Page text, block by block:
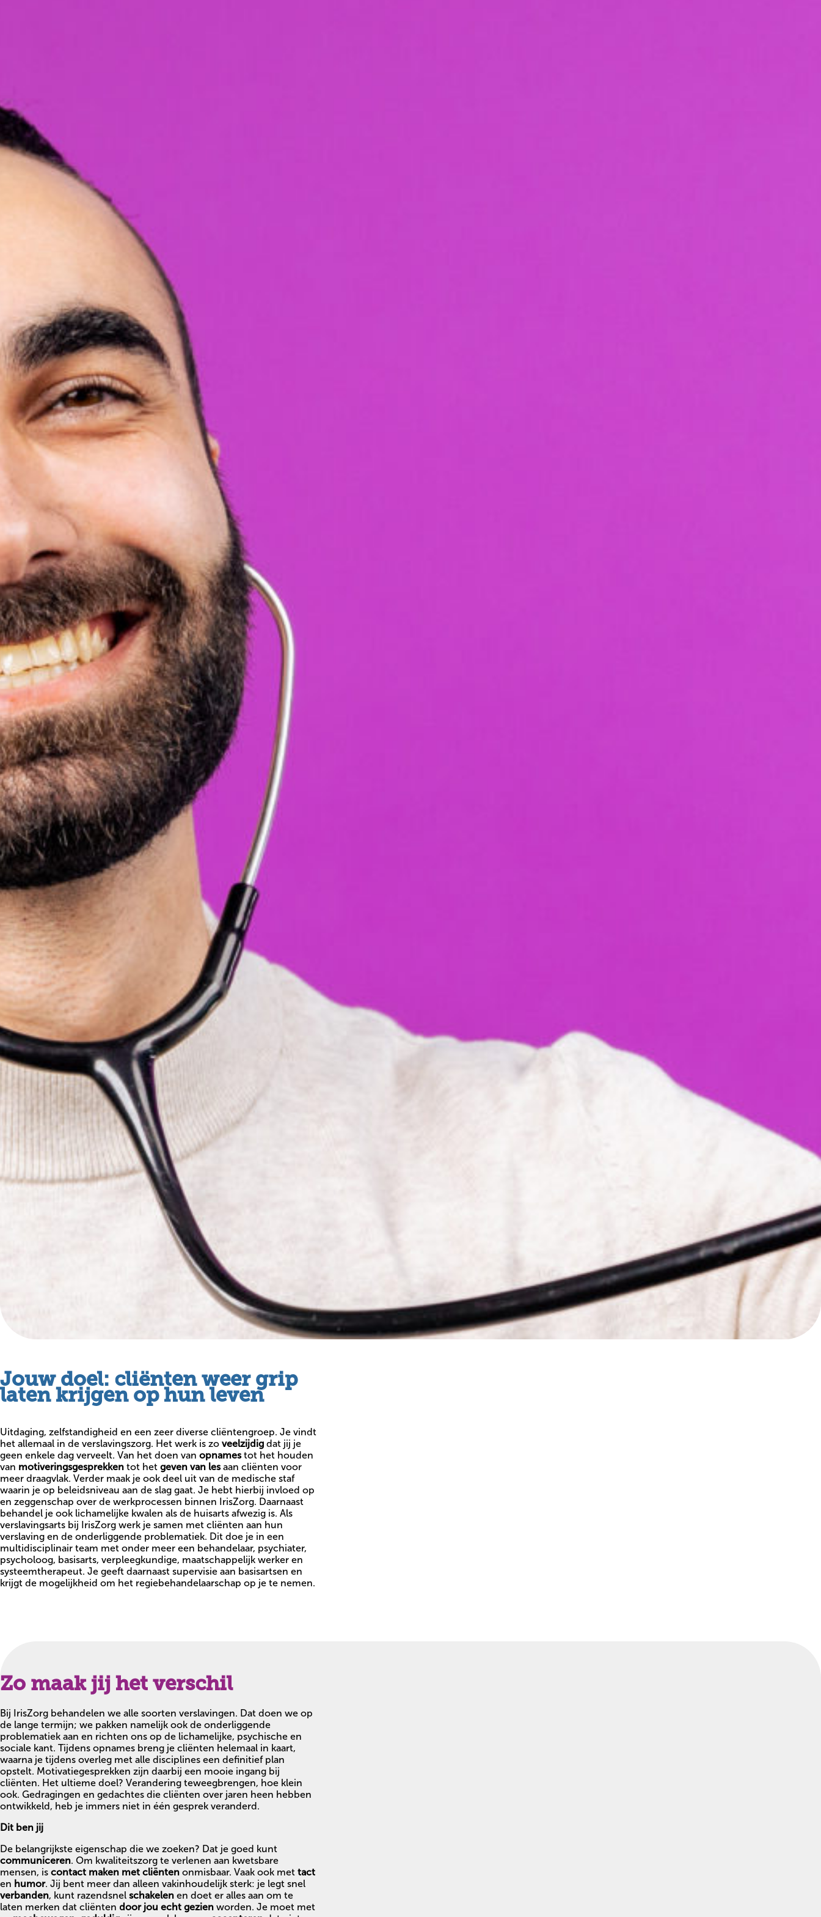
Jouw doel: cliënten weer grip
laten krijgen op hun leven
Uitdaging, zelfstandigheid en een zeer diverse cliëntengroep. Je vindt
het allemaal in de verslavingszorg. Het werk is zo veelzijdig dat jij je
geen enkele dag verveelt. Van het doen van opnamestot het houden
van motiveringsgesprekken tot het geven van lesaan cliënten voor
meer draagvlak. Verder maak je ook deel uit van de medische staf
waarin je op beleidsniveau aan de slag gaat. Je hebt hierbij invloed op
en zeggenschap over de werkprocessen binnen IrisZorg. Daarnaast
behandel je ook lichamelijke kwalen als de huisarts afwezig is. Als
verslavingsarts bij IrisZorg werk je samen met cliënten aan hun
verslaving en de onderliggende problematiek. Dit doe je in een
multidisciplinair team met onder meer een behandelaar, psychiater,
psycholoog, basisarts, verpleegkundige, maatschappelijk werker en
systeemtherapeut. Je geeft daarnaast supervisie aan basisartsen en
krijgt de mogelijkheid om het regiebehandelaarschap op je te nemen.
Zo maak jij het verschil
Bij IrisZorg behandelen we alle soorten verslavingen. Dat doen we op
de lange termijn; we pakken namelijk ook de onderliggende
problematiek aan en richten ons op de lichamelijke, psychische en
sociale kant. Tijdens opnames breng je cliënten helemaal in kaart,
waarna je tijdens overleg met alle disciplines een definitief plan
opstelt. Motivatiegesprekken zijn daarbij een mooie ingang bij
cliënten. Het ultieme doel? Verandering teweegbrengen, hoe klein
ook. Gedragingen en gedachtes die cliënten over jaren heen hebben
ontwikkeld, heb je immers niet in één gesprek veranderd.
Dit ben jij
De belangrijkste eigenschap die we zoeken? Dat je goed kunt
communiceren. Om kwaliteitszorg te verlenen aan kwetsbare
mensen, is contact maken met cliënten onmisbaar. Vaak ook met tact
en humor. Jij bent meer dan alleen vakinhoudelijk sterk: je legt snel
verbanden, kunt razendsnel schakelen en doet er alles aan om te
laten merken dat cliënten door jou echt gezien worden. Je moet met